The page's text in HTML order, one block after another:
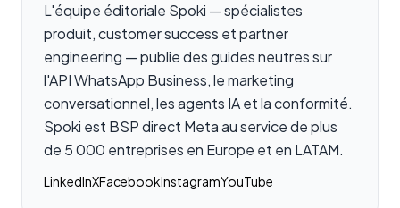
L'équipe éditoriale Spoki — spécialistes
produit, customer success et partner
engineering — publie des guides neutres sur
l'API WhatsApp Business, le marketing
conversationnel, les agents IA et la conformité.
Spoki est BSP direct Meta au service de plus
de 5 000 entreprises en Europe et en LATAM.
LinkedInXFacebookInstagramYouTube